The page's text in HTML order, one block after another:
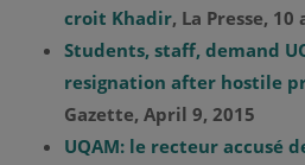
croit Khadir, La Presse,
Students, staff, demand
resignation after hostile
Gazette, April 9, 2015
UQAM: le recteur accusé